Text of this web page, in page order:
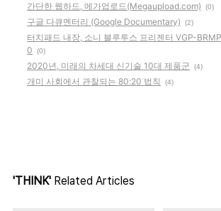
간단한 웹하드, 메가업로드(Megaupload.com) (0)
구글 다큐멘터리 (Google Documentary) (2)
터치패드 내장, 소니 블루투스 프리젠터 VGP-
0
(0)
2020년, 미래의 차세대 신기술 10대 제품군 (4)
개미 사회에서 관찰되는 80:20 법칙 (4)
'THINK' Related Articles